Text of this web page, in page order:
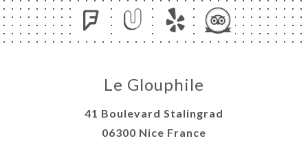
Le Glouphile
41 Boulevard Stalingrad
06300 Nice France